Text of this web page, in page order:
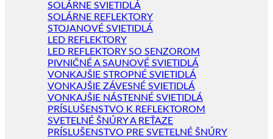
SOLÁRNE SVIETIDLÁ
SOLÁRNE REFLEKTORY
STOJANOVÉ SVIETIDLÁ
LED REFLEKTORY
LED REFLEKTORY SO SENZOROM
PIVNIČNÉ A SAUNOVÉ SVIETIDLÁ
VONKAJŠIE STROPNÉ SVIETIDLÁ
VONKAJŠIE ZÁVESNÉ SVIETIDLÁ
VONKAJŠIE NÁSTENNÉ SVIETIDLÁ
PRÍSLUŠENSTVO K REFLEKTOROM
SVETELNÉ ŠNÚRY A REŤAZE
PRÍSLUŠENSTVO PRE SVETELNÉ ŠNÚRY